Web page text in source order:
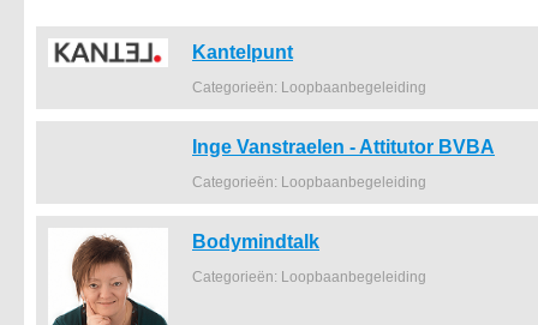
Kantelpunt
Categorieën: Loopbaanbegeleiding
Inge Vanstraelen - Attitutor BVBA
Categorieën: Loopbaanbegeleiding
Bodymindtalk
Categorieën: Loopbaanbegeleiding